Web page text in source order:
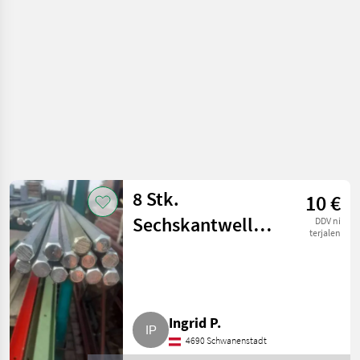
8 Stk.
Sechskantwellen,
10 €
DDV ni
terjalen
Ingrid P.
4690 Schwanenstadt